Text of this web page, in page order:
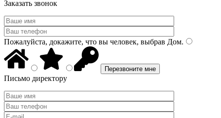
Заказать звонок
Пожалуйста, докажите, что вы человек, выбрав Дом.
Письмо директору